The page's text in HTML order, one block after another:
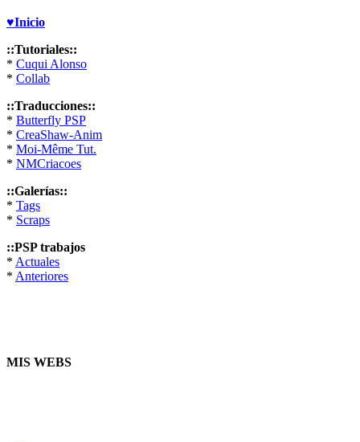
♥Inicio
::Tutoriales::
* Cuqui Alonso
* Collab
::Traducciones::
* Butterfly PSP
* CreaShaw-Anim
* Moi-Même Tut.
* NMCriacoes
::Galerías::
* Tags
* Scraps
::PSP trabajos
* Actuales
* Anteriores
MIS WEBS